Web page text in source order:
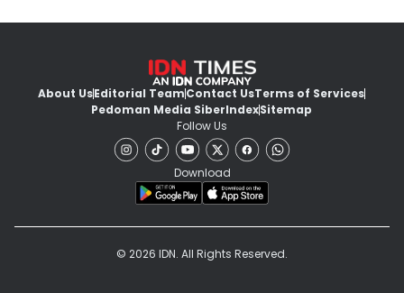
About UsEditorial TeamContact UsTerms of Services
Pedoman Media SiberIndexSitemap
Follow Us
Download
© 2026 IDN. All Rights Reserved.